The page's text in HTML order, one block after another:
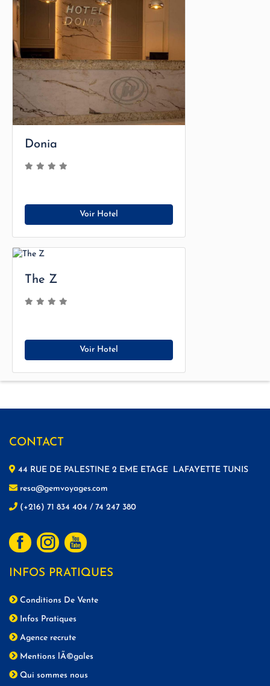
Donia
Voir Hotel
The Z
Voir Hotel
CONTACT
44 RUE DE PALESTINE 2 EME ETAGE LAFAYETTE TUNIS
resa@gemvoyages.com
(+216) 71 834 404 / 74 247 380
INFOS PRATIQUES
Conditions De Vente
Infos Pratiques
Agence recrute
Mentions lÃ©gales
Qui sommes nous